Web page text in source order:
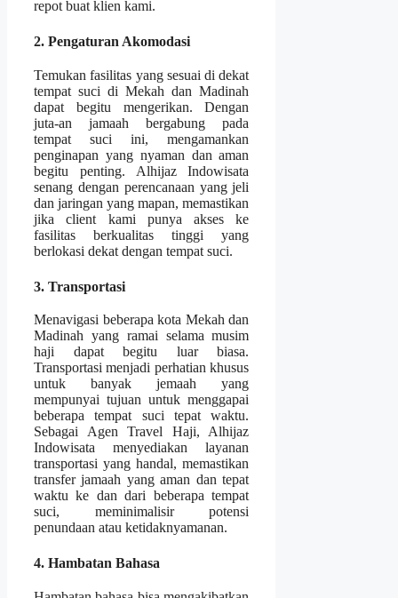
repot buat klien kami.
2. Pengaturan Akomodasi
Temukan fasilitas yang sesuai di dekat
tempat suci di Mekah dan Madinah
dapat begitu mengerikan. Dengan
juta-an jamaah bergabung pada
tempat suci ini, mengamankan
penginapan yang nyaman dan aman
begitu penting. Alhijaz Indowisata
senang dengan perencanaan yang jeli
dan jaringan yang mapan, memastikan
jika client kami punya akses ke
fasilitas berkualitas tinggi yang
berlokasi dekat dengan tempat suci.
3. Transportasi
Menavigasi beberapa kota Mekah dan
Madinah yang ramai selama musim
haji dapat begitu luar biasa.
Transportasi menjadi perhatian khusus
untuk banyak jemaah yang
mempunyai tujuan untuk menggapai
beberapa tempat suci tepat waktu.
Sebagai Agen Travel Haji, Alhijaz
Indowisata menyediakan layanan
transportasi yang handal, memastikan
transfer jamaah yang aman dan tepat
waktu ke dan dari beberapa tempat
suci, meminimalisir potensi
penundaan atau ketidaknyamanan.
4. Hambatan Bahasa